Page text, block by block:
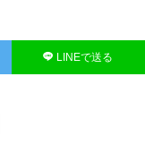
LINEで送る